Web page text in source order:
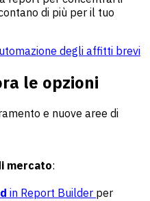
di più per il tuo
degli affitti brevi
le opzioni
e nuove aree di
mercato:
in Report Builder per